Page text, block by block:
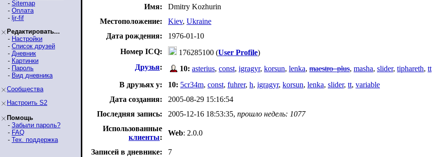
- Sitemap
- Оплата
- ljr-fif
Редактировать...
- Настройки
- Список друзей
- Дневник
- Картинки
- Пароль
- Вид дневника
Сообщества
Настроить S2
Помощь
- Забыли пароль?
- FAQ
- Тех. поддержка
Имя:
Dmitry Kozhurin
Местоположение:
Kiev, Ukraine
Дата рождения:
1976-01-10
Номер ICQ:
176285100 (User Profile)
Друзья: 10: asterius, const, igragyr, korsun, lenka, maestro_plus, masha, slider, tiphareth, tt
В друзьях у:
10: 5cr34m, const, fuhrer, h, igragyr, korsun, lenka, slider, tt, variable
Дата создания:
2005-08-29 15:16:54
Последняя запись:
2005-12-16 18:53:35, прошло недель: 1077
Использованные
клиенты:
Web: 2.0.0
Записей в дневнике:
7